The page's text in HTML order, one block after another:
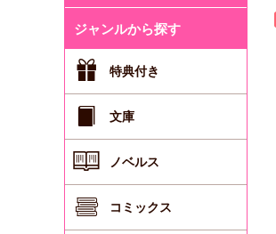
ジャンルから探す
特典付き
文庫
ノベルス
コミックス